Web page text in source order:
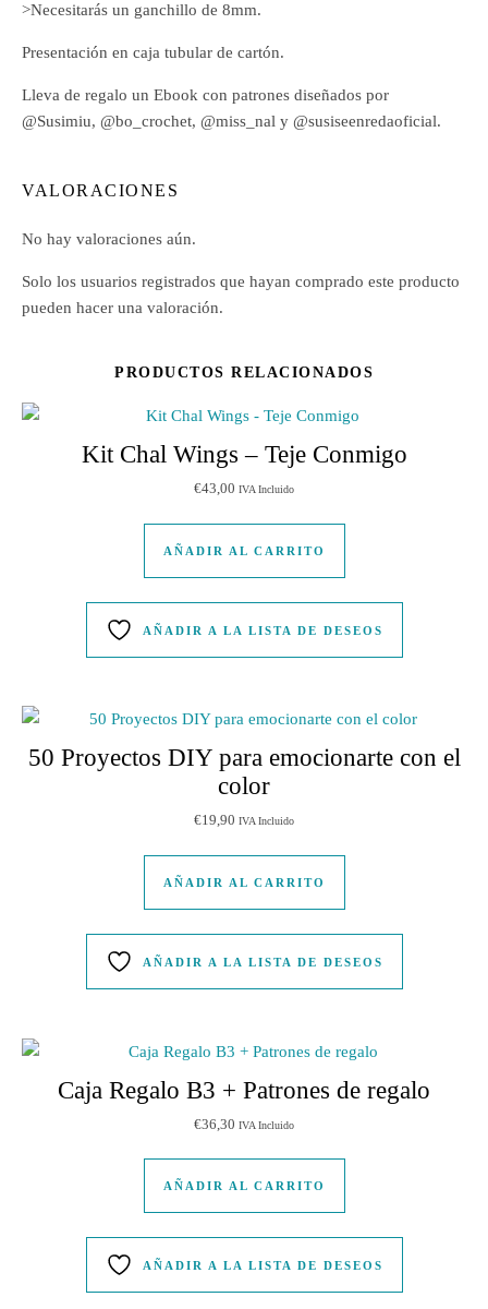
>Necesitarás un ganchillo de 8mm.
Presentación en caja tubular de cartón.
Lleva de regalo un Ebook con patrones diseñados por
@Susimiu, @bo_crochet, @miss_nal y @susiseenredaoficial.
VALORACIONES
No hay valoraciones aún.
Solo los usuarios registrados que hayan comprado este producto
pueden hacer una valoración.
PRODUCTOS RELACIONADOS
Kit Chal Wings – Teje Conmigo
€43,00 IVA Incluido
AÑADIR AL CARRITO
AÑADIR A LA LISTA DE DESEOS
50 Proyectos DIY para emocionarte con el
color
€19,90 IVA Incluido
AÑADIR AL CARRITO
AÑADIR A LA LISTA DE DESEOS
Caja Regalo B3 + Patrones de regalo
€36,30 IVA Incluido
AÑADIR AL CARRITO
AÑADIR A LA LISTA DE DESEOS